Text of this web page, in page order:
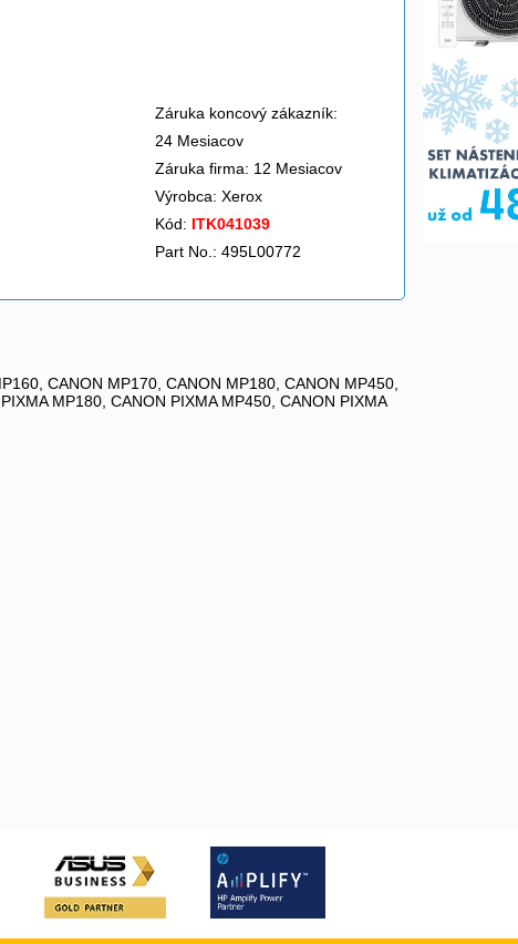
Záruka koncový zákazník:
24 Mesiacov
Záruka firma: 12 Mesiacov
Výrobca: Xerox
Kód: ITK041039
Part No.: 495L00772
CANON MP170, CANON MP180, CANON MP450,
MP180, CANON PIXMA MP450, CANON PIXMA